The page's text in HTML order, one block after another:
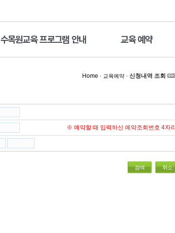
수목원교육 프로그램 안내 교육 예약
Home · 교육예약· 신청내역 조회
※ 예약할 때 입력하신 예약조회번호 4자리
검색 취소